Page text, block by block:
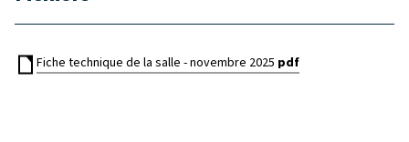
Fiche technique de la salle - novembre 2025 pdf